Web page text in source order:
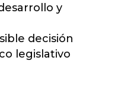
y
decisión
legislativo